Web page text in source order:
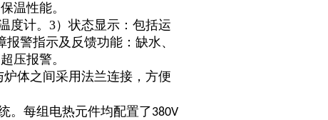
温性能。
度计。3）状态显示：包括运
警指示及反馈功能：缺水、
压报警。
体之间采用法兰连接，方便
。每组电热元件均配置了380V